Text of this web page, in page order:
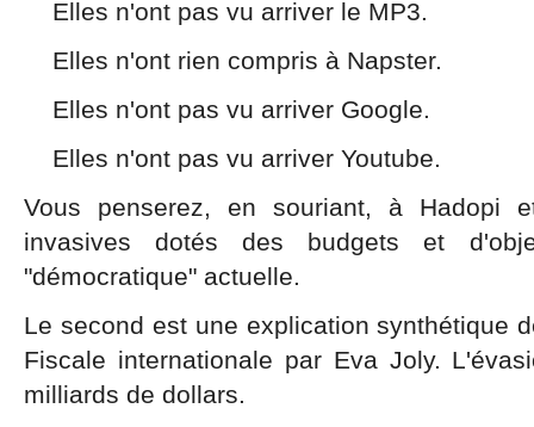
Elles n'ont pas vu arriver le MP3.
Elles n'ont rien compris à Napster.
Elles n'ont pas vu arriver Google.
Elles n'ont pas vu arriver Youtube.
Vous penserez, en souriant, à Hadopi
invasives dotés des budgets et
"démocratique" actuelle.
Le second est une explication synthétique
Fiscale internationale par Eva Joly.
milliards de dollars.